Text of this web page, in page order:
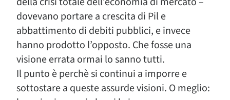
dovevano portare a crescita di Pil e
abbattimento di debiti pubblici, e invece
hanno prodotto l’opposto. Che fosse una
visione errata ormai lo sanno tutti.
Il punto è perchè si continui a imporre e
sottostare a queste assurde visioni. O meglio: